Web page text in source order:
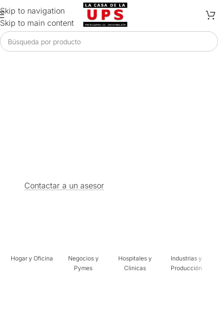
Skip to navigation
Skip to main content
Contactar a un asesor
Hogar y Oficina
Negocios y
Pymes
Hospitales y
Clinicas
Industrias y
Producción